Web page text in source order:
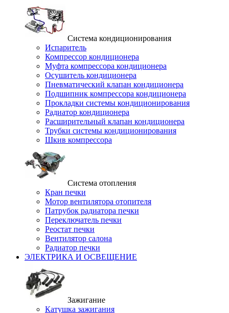
Система кондиционирования
Испаритель
Компрессор кондиционера
Муфта компрессора кондиционера
Осушитель кондиционера
Пневматический клапан кондиционера
Подшипник компрессора кондиционера
Прокладки системы кондиционирования
Радиатор кондиционера
Расширительный клапан кондиционера
Трубки системы кондиционирования
Шкив компрессора
Система отопления
Кран печки
Мотор вентилятора отопителя
Патрубок радиатора печки
Переключатель печки
Реостат печки
Вентилятор салона
Радиатор печки
ЭЛЕКТРИКА И ОСВЕЩЕНИЕ
Зажигание
Катушка зажигания